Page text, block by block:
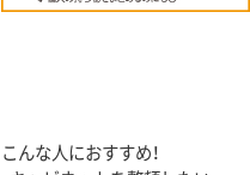
こんな人におすすめ！